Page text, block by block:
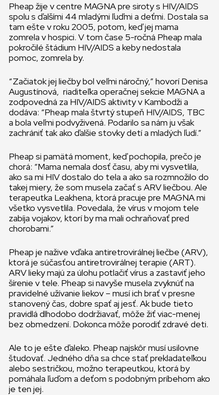
Pheap žije v centre MAGNA pre siroty s HIV/AIDS
spolu s ďalšími 44 mladými ľuďmi a deťmi. Dostala sa
tam ešte v roku 2005, potom, keď jej mama
zomrela v hospici. V tom čase 5-ročná Pheap mala
pokročilé štádium HIV/AIDS a keby nedostala
pomoc, zomrela by.
“Začiatok jej liečby bol veľmi náročný,” hovorí Denisa
Augustínová, riaditeľka operačnej sekcie MAGNA a
zodpovedná za HIV/AIDS aktivity v Kambodži a
dodáva: “Pheap mala štvrtý stupeň HIV/AIDS, TBC
a bola veľmi podvyživená. Podarilo sa nám ju však
zachrániť tak ako ďalšie stovky detí a mladých ľudí.”
Pheap si pamätá moment, keď pochopila, prečo je
chorá: “Mama nemala dosť času, aby mi vysvetlila,
ako sa mi HIV dostalo do tela a ako sa rozmnožilo do
takej miery, že som musela začať s ARV liečbou. Ale
terapeutka Leakhena, ktorá pracuje pre MAGNA mi
všetko vysvetlila. Povedala, že vírus v mojom tele
zabíja vojakov, ktorí by ma mali ochraňovať pred
chorobami.”
Pheap je nažive vďaka antiretrovirálnej liečbe (ARV),
ktorá je súčasťou antiretrovirálnej terapie (ART).
ARV lieky majú za úlohu potlačiť vírus a zastaviť jeho
šírenie v tele. Pheap si navyše musela zvyknúť na
pravidelné užívanie liekov – musí ich brať v presne
stanovený čas, dobre spať aj jesť. Ak bude tieto
pravidlá dlhodobo dodržiavať, môže žiť viac-menej
bez obmedzení. Dokonca môže porodiť zdravé deti.
Ale to je ešte ďaleko. Pheap najskôr musí usilovne
študovať. Jedného dňa sa chce stať prekladateľkou
alebo sestričkou, možno terapeutkou, ktorá by
pomáhala ľuďom a deťom s podobným príbehom ako
je ten jej.